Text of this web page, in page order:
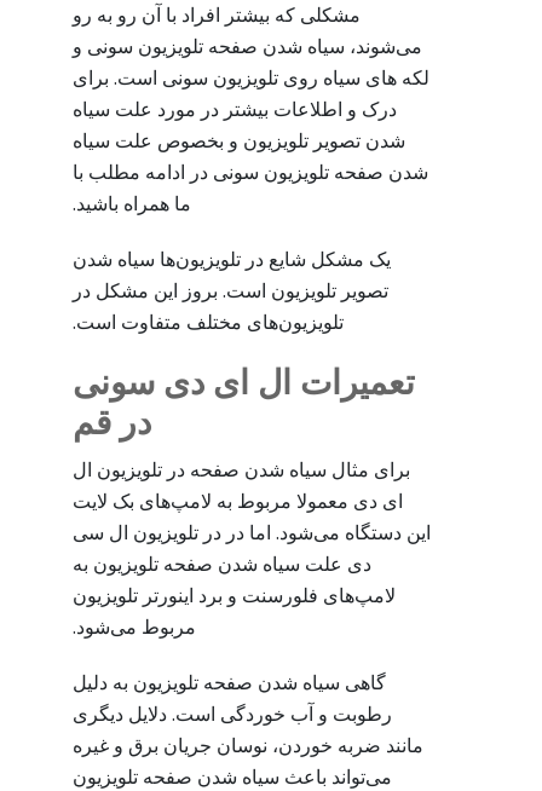
مشکلی که بیشتر افراد با آن رو به رو
می‌شوند، سیاه شدن صفحه تلویزیون سونی و
لکه های سیاه روی تلویزیون سونی است. برای
درک و اطلاعات بیشتر در مورد علت سیاه
شدن تصویر تلویزیون و بخصوص علت سیاه
شدن صفحه تلویزیون سونی در ادامه مطلب با
ما همراه باشید.
یک مشکل شایع در تلویزیون‌ها سیاه شدن
تصویر تلویزیون است. بروز این مشکل در
تلویزیون‌های مختلف متفاوت است.
تعمیرات ال ای دی سونی
در قم
برای مثال سیاه شدن صفحه در تلویزیون ال
ای دی معمولا مربوط به لامپ‌های بک لایت
این دستگاه می‌شود. اما در در تلویزیون ال سی
دی علت سیاه شدن صفحه تلویزیون به
لامپ‌های فلورسنت و برد اینورتر تلویزیون
مربوط می‌شود.
گاهی سیاه شدن صفحه تلویزیون به دلیل
رطوبت و آب خوردگی است. دلایل دیگری
مانند ضربه خوردن، نوسان جریان برق و غیره
می‌تواند باعث سیاه شدن صفحه تلویزیون